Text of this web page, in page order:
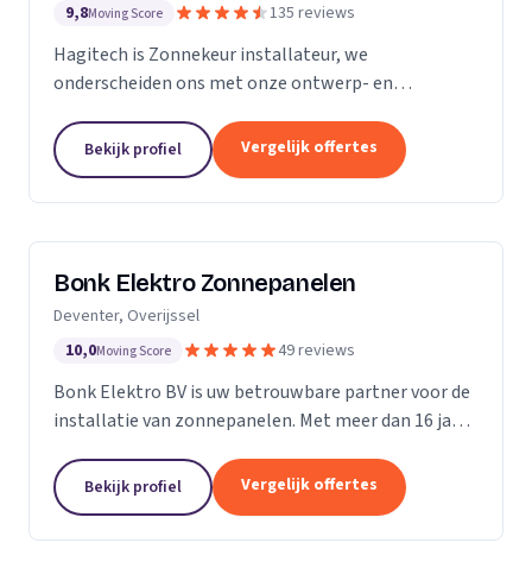
9,8Moving Score 135 reviews
Hagitech is Zonnekeur installateur, we
onderscheiden ons met onze ontwerp- en
degelijke en nette montage, en ruime ervaring met
BIPV (indak) systemen. Wij...
Bekijk profiel Vergelijk offertes
Bonk Elektro Zonnepanelen
Deventer, Overijssel
10,0Moving Score 49 reviews
Bonk Elektro BV is uw betrouwbare partner voor de
installatie van zonnepanelen. Met meer dan 16 jaar
vakmanschap, kennis van zaken en persoonlijk en...
Bekijk profiel Vergelijk offertes